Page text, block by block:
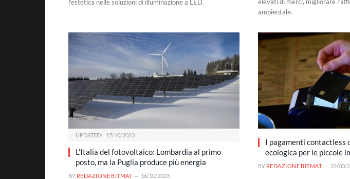
l’estetica nelle soluzioni di illuminazione a LED.
ambientale.
UPDATED: 17/10/2023
L’Italia del fotovoltaico: Lombardia al primo
posto, ma la Puglia produce più energia
BY REDAZIONE BITMAT 16/10/2023
I pagamenti contactless
ecologica per le piccole
BY REDAZIONE BITMAT 22/03/